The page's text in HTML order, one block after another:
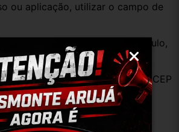
ou aplicação, utilizar o campo de
anunciado com o do seu veículo,
para realizar cotação